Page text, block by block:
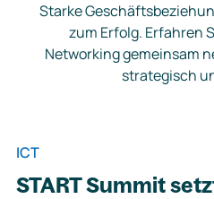
Starke
zum Erfolg. Erfahren
Networking gemeinsam
strategisch
ICT
START Summit